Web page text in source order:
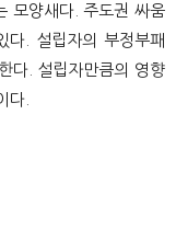
모양새다. 주도권 싸움
다. 설립자의 부정부패
다. 설립자만큼의 영향
다.